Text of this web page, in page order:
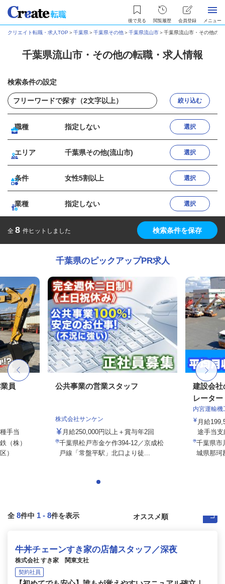
後で見る 閲覧履歴 会員登録 メニュー
クリエイト転職・求人TOP ＞千葉県＞千葉県その他＞千葉県流山市＞千葉県流山市・その他の
千葉県流山市・その他の転職・求人情報
検索条件の設定
絞り込む
職種 指定しない 選択
エリア 千葉県その他(流山市) 選択
条件 女性5割以上 選択
業種 指定しない 選択
全 8 件ヒットしました 検索条件を保存
千葉県のピックアップPR求人
員
手当
（株）
）
公共事業の営業スタッフ
株式会社サンケン
月給250,000円以上＋賞与年2回
千葉県松戸市金ケ作394-12／京成松
戸線「常盤平駅」北口より徒...
建設会社
レーター
内宮運輸機
月給
途手当
千葉県市
城県那珂
全 8件中 1 - 8件を表示
牛丼チェーンすき家の店舗スタッフ／深夜
株式会社 すき家 関東支社
契約社員